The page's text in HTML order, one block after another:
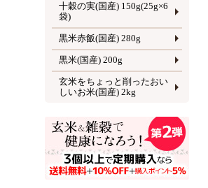
十穀の実(国産) 150g(25g×6
袋)
黒米赤飯(国産) 280g
黒米(国産) 200g
玄米をちょっと削ったおい
しいお米(国産) 2kg